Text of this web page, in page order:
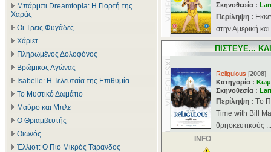
Μπάρμπι Dreamtopia: Η Γιορτή της
Χαράς
Οι Τρεις Φυγάδες
Χάριετ
Πληρωμένος Δολοφόνος
Βρώμικος Αγώνας
Isabelle: Η Τελευταία της Επιθυμία
Το Μυστικό Δωμάτιο
Μαύρο και Μπλε
Ο Θριαμβευτής
Οιωνός
Έλλιοτ: Ο Πιο Μικρός Τάρανδος
Σκηνοθεσία :
Περίληψη :
στην Αμερική
ΠΙΣΤΕΥΕ...
Religulous [2008]
Κατηγορία :
Σκηνοθεσία :
Περίληψη : Tο
Time with Bill
θρησκευτικούς ...
INFO